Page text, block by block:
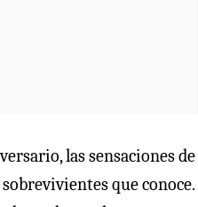
las sensaciones de
que conoce.